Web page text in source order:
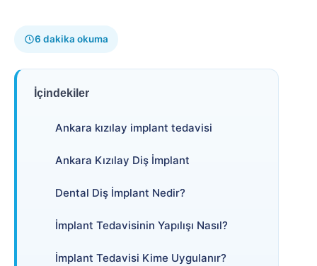
6 dakika okuma
İçindekiler
Ankara kızılay implant tedavisi
Ankara Kızılay Diş İmplant
Dental Diş İmplant Nedir?
İmplant Tedavisinin Yapılışı Nasıl?
İmplant Tedavisi Kime Uygulanır?